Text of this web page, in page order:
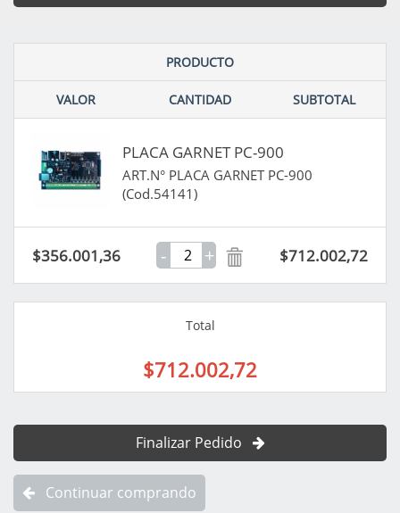
PRODUCTO
VALOR CANTIDAD SUBTOTAL
PLACA GARNET PC-900
ART.N° PLACA GARNET PC-900
(Cod.54141)
$356.001,36 - + $712.002,72
Total
$712.002,72
Finalizar Pedido
Continuar comprando